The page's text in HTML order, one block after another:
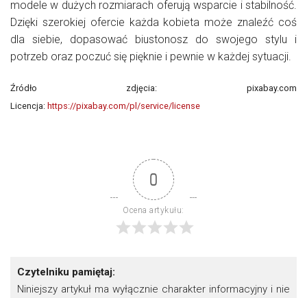
modele w dużych rozmiarach oferują wsparcie i stabilność.
Dzięki szerokiej ofercie każda kobieta może znaleźć coś
dla siebie, dopasować biustonosz do swojego stylu i
potrzeb oraz poczuć się pięknie i pewnie w każdej sytuacji.
Źródło zdjęcia:
pixabay.com
Licencja: https://pixabay.com/pl/service/license
0
Ocena artykułu:
Czytelniku pamiętaj:
Niniejszy artykuł ma wyłącznie charakter informacyjny i nie